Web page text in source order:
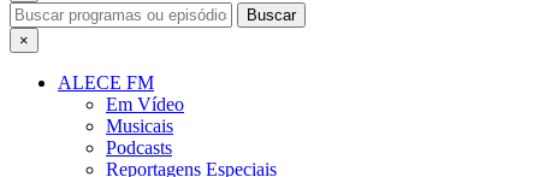
Buscar
×
ALECE FM
Em Vídeo
Musicais
Podcasts
Reportagens Especiais